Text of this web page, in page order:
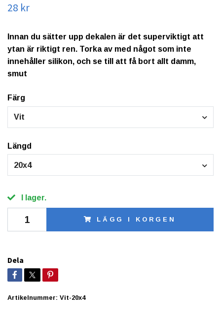
28 kr
Innan du sätter upp dekalen är det superviktigt att
ytan är riktigt ren. Torka av med något som inte
innehåller silikon, och se till att få bort allt damm,
smut
Färg
Vit
Längd
20x4
I lager.
LÄGG I KORGEN
Dela
Artikelnummer: Vit-20x4